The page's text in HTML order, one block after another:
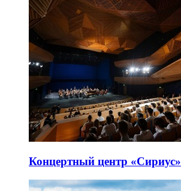
Концертный центр «Сириус»